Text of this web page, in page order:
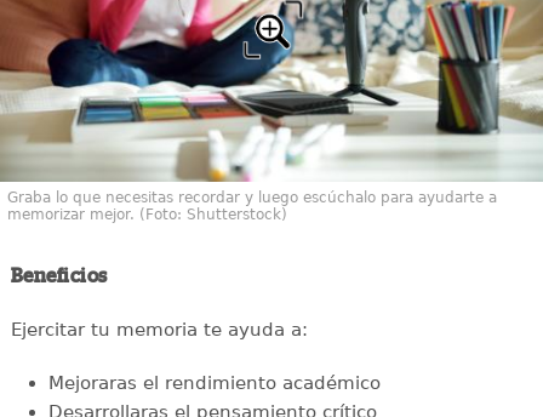
Graba lo que necesitas recordar y luego escúchalo para ayudarte a
memorizar mejor. (Foto: Shutterstock)
Beneficios
Ejercitar tu memoria te ayuda a:
Mejoraras el rendimiento académico